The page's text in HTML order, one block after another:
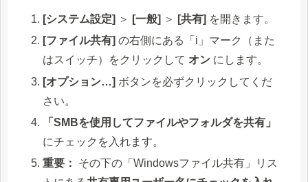
[システム設定] ＞ [一般] ＞ [共有] を開きます。
[ファイル共有] の右側にある「i」マーク（また
はスイッチ）をクリックして オン にします。
[オプション…] ボタンを必ずクリックしてくだ
さい。
「SMBを使用してファイルやフォルダを共有」
にチェックを入れます。
重要：
その下の「Windowsファイル共有」リス